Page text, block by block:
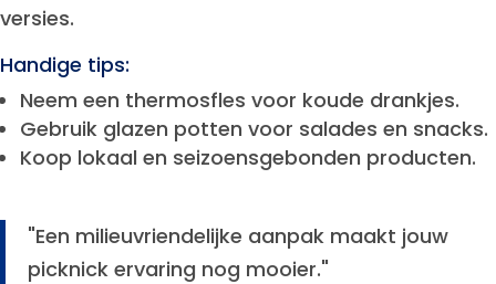
versies.
Handige tips:
Neem een thermosfles voor koude drankjes.
Gebruik glazen potten voor salades en snacks.
Koop lokaal en seizoensgebonden producten.
"Een milieuvriendelijke aanpak maakt jouw
picknick ervaring nog mooier."